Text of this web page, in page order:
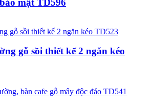
mật TD596
gỗ sồi thiết kế 2 ngăn kéo